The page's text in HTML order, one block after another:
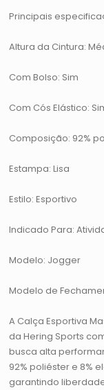
Principais
Altura da Cintura:
Com Bolso: Sim
Com Cós Elástico:
Composição: 92%
Estampa: Lisa
Estilo: Esportivo
Indicado Para:
Modelo: Jogger
Modelo de
A Calça Esportiva
da Hering Sports
busca alta
92% poliéster e 8%
garantindo